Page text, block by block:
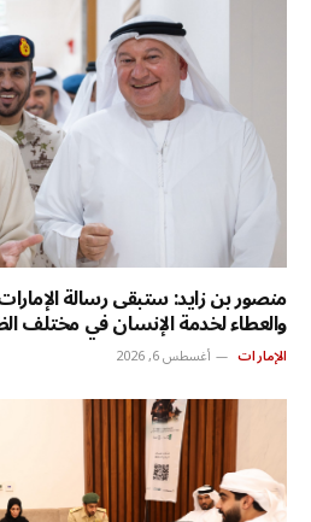
منصور بن زايد: ستبقى رسالة
والعطاء لخدمة الإنسان في مختلف
الإمارات أغسطس 6, 2026